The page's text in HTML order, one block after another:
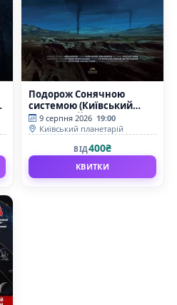
Подорож Сонячною
системою (Київський
планетарій)
9 серпня 2026 19:00
Київський планетарій
ВІД400₴
КВИТКИ